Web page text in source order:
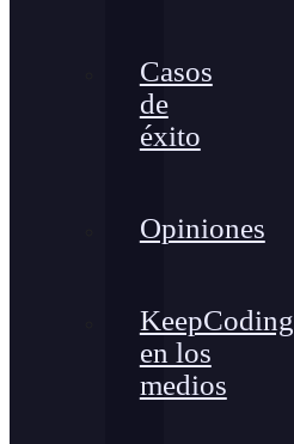
Casos
de
éxito
Opiniones
KeepCoding
en los
medios